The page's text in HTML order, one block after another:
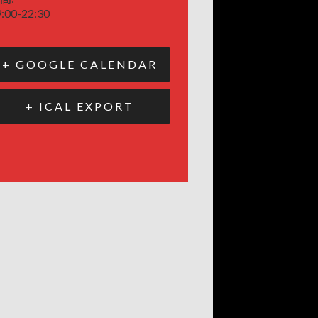
22:30
+ GOOGLE CALENDAR
+ ICAL EXPORT